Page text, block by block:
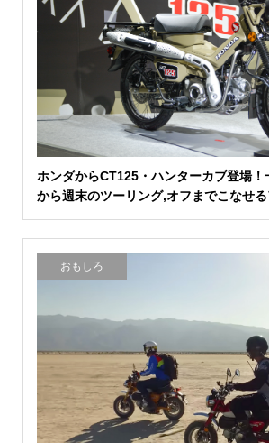
ホンダからCT125・ハンターカブ登場！
から週末のツーリング,オフまでこなせ
おもしろ